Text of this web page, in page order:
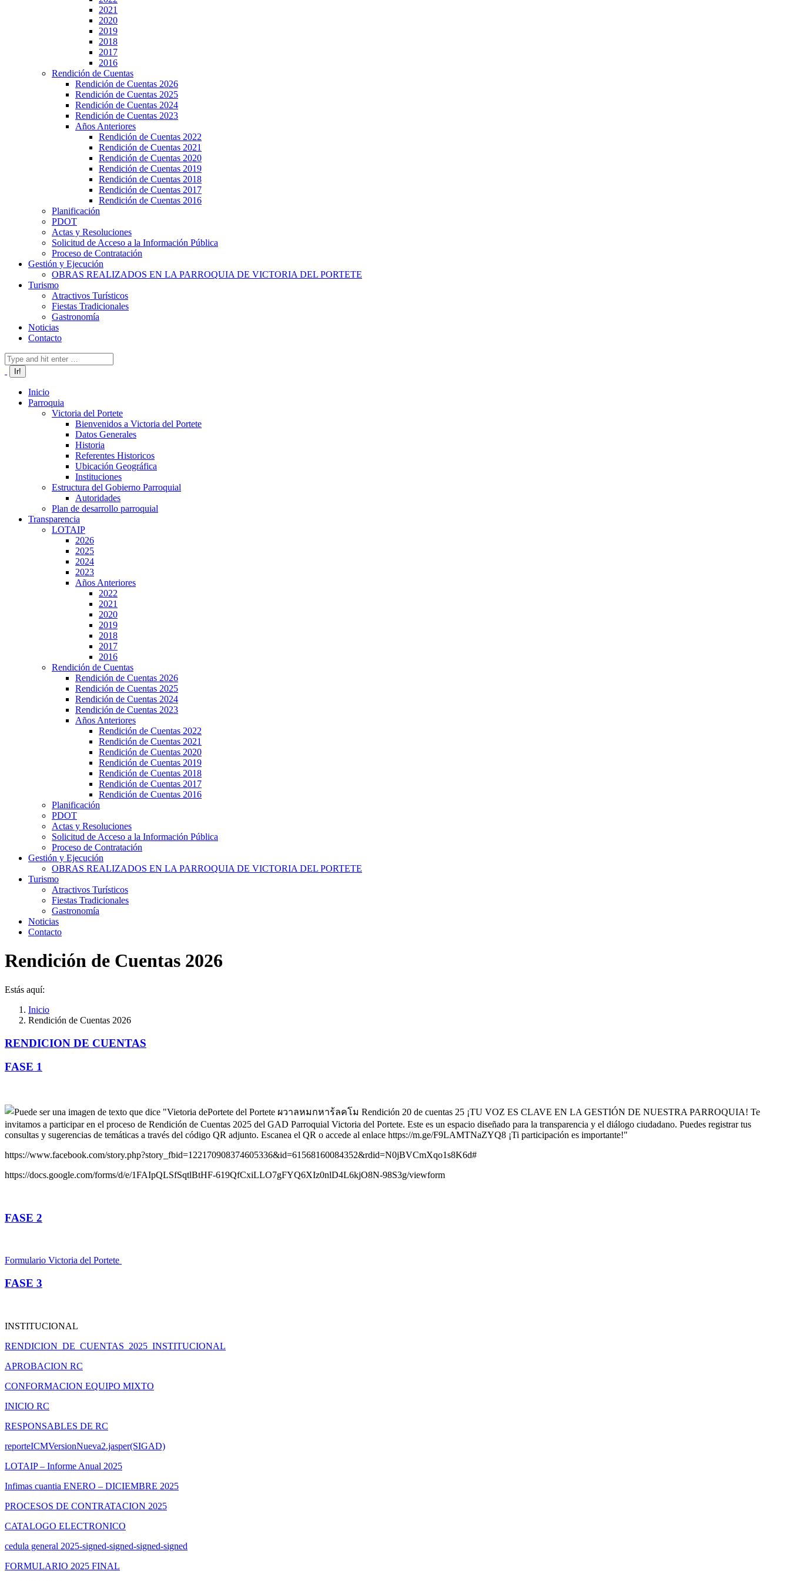
2021
2020
2019
2018
2017
2016
Rendición de Cuentas
Rendición de Cuentas 2026
Rendición de Cuentas 2025
Rendición de Cuentas 2024
Rendición de Cuentas 2023
Años Anteriores
Rendición de Cuentas 2022
Rendición de Cuentas 2021
Rendición de Cuentas 2020
Rendición de Cuentas 2019
Rendición de Cuentas 2018
Rendición de Cuentas 2017
Rendición de Cuentas 2016
Planificación
PDOT
Actas y Resoluciones
Solicitud de Acceso a la Información Pública
Proceso de Contratación
Gestión y Ejecución
OBRAS REALIZADOS EN LA PARROQUIA DE VICTORIA DEL PORTETE
Turismo
Atractivos Turísticos
Fiestas Tradicionales
Gastronomía
Noticias
Contacto
Buscar:
Inicio
Parroquia
Victoria del Portete
Bienvenidos a Victoria del Portete
Datos Generales
Historia
Referentes Historicos
Ubicación Geográfica
Instituciones
Estructura del Gobierno Parroquial
Autoridades
Plan de desarrollo parroquial
Transparencia
LOTAIP
2026
2025
2024
2023
Años Anteriores
2022
2021
2020
2019
2018
2017
2016
Rendición de Cuentas
Rendición de Cuentas 2026
Rendición de Cuentas 2025
Rendición de Cuentas 2024
Rendición de Cuentas 2023
Años Anteriores
Rendición de Cuentas 2022
Rendición de Cuentas 2021
Rendición de Cuentas 2020
Rendición de Cuentas 2019
Rendición de Cuentas 2018
Rendición de Cuentas 2017
Rendición de Cuentas 2016
Planificación
PDOT
Actas y Resoluciones
Solicitud de Acceso a la Información Pública
Proceso de Contratación
Gestión y Ejecución
OBRAS REALIZADOS EN LA PARROQUIA DE VICTORIA DEL PORTETE
Turismo
Atractivos Turísticos
Fiestas Tradicionales
Gastronomía
Noticias
Contacto
Rendición de Cuentas 2026
Estás aquí:
Inicio
Rendición de Cuentas 2026
RENDICION DE CUENTAS
FASE 1
https://www.facebook.com/story.php?story_fbid=122170908374605336&id=61568160084352&rdid=N0jBVCmXqo1s8K6d#
https://docs.google.com/forms/d/e/1FAIpQLSfSqtlBtHF-619QfCxiLLO7gFYQ6XIz0nlD4L6kjO8N-98S3g/viewform
FASE 2
Formulario Victoria del Portete
FASE 3
INSTITUCIONAL
RENDICION_DE_CUENTAS_2025_INSTITUCIONAL
APROBACION RC
CONFORMACION EQUIPO MIXTO
INICIO RC
RESPONSABLES DE RC
reporteICMVersionNueva2.jasper(SIGAD)
LOTAIP – Informe Anual 2025
Infimas cuantia ENERO – DICIEMBRE 2025
PROCESOS DE CONTRATACION 2025
CATALOGO ELECTRONICO
cedula general 2025-signed-signed-signed-signed
FORMULARIO 2025 FINAL